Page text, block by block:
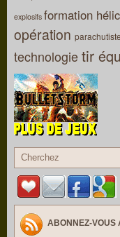
explosifs formation
opération parachutiste
technologietir
ABONNEZ-VOUS